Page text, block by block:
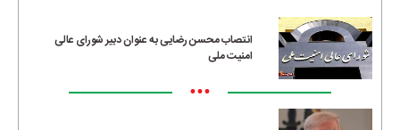
انتصاب محسن رضایی به عنوان دبیر شورای عالی
امنیت ملی
•••